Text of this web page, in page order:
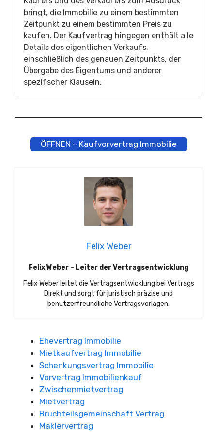
bringt, die Immobilie zu einem bestimmten
Zeitpunkt zu einem bestimmten Preis zu
kaufen. Der Kaufvertrag hingegen enthält alle
Details des eigentlichen Verkaufs,
einschließlich des genauen Zeitpunkts, der
Übergabe des Eigentums und anderer
spezifischer Klauseln.
ÖFFNEN – Kaufvorvertrag Immobilie
Felix Weber
Felix Weber – Leiter der Vertragsentwicklung
Felix Weber leitet die Vertragsentwicklung bei Vertrags
Direkt und sorgt für juristisch präzise und
benutzerfreundliche Vertragsvorlagen.
Ehevertrag Immobilie
Mietkaufvertrag Immobilie
Schenkungsvertrag Immobilie
Vorvertrag Immobilienkauf
Zwischenmietvertrag
Mietvertrag
Bruchteilsgemeinschaft Vertrag
Maklervertrag